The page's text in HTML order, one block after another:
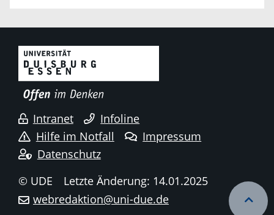
Intranet
Infoline
Hilfe im Notfall
Impressum
Datenschutz
© UDE
Letzte Änderung: 14.01.2025
webredaktion@uni-due.de